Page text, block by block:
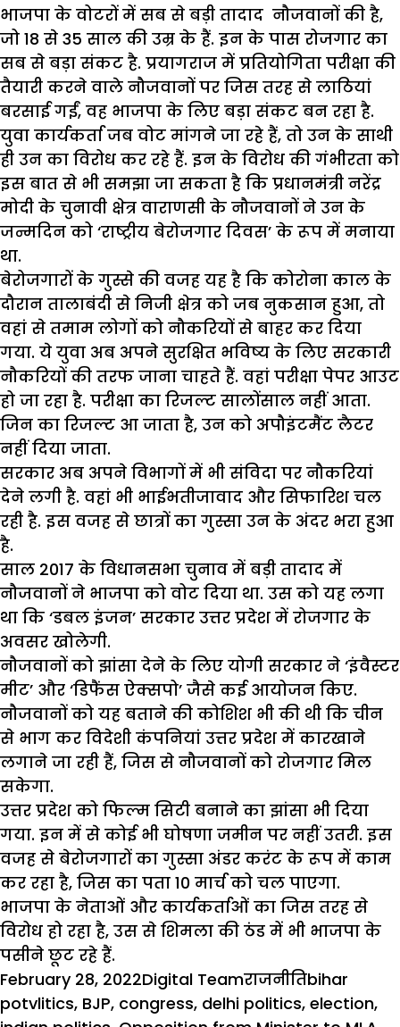
भाजपा के वोटरों में सब से बड़ी तादाद नौजवानों की है,
जो 18 से 35 साल की उम्र के हैं. इन के पास रोजगार का
सब से बड़ा संकट है. प्रयागराज में प्रतियोगिता परीक्षा की
तैयारी करने वाले नौजवानों पर जिस तरह से लाठियां
बरसाई गईं, वह भाजपा के लिए बड़ा संकट बन रहा है.
युवा कार्यकर्ता जब वोट मांगने जा रहे हैं, तो उन के साथी
ही उन का विरोध कर रहे हैं. इन के विरोध की गंभीरता को
इस बात से भी समझा जा सकता है कि प्रधानमंत्री नरेंद्र
मोदी के चुनावी क्षेत्र वाराणसी के नौजवानों ने उन के
जन्मदिन को ‘राष्ट्रीय बेरोजगार दिवस’ के रूप में मनाया
था.
बेरोजगारों के गुस्से की वजह यह है कि कोरोना काल के
दौरान तालाबंदी से निजी क्षेत्र को जब नुकसान हुआ, तो
वहां से तमाम लोगों को नौकरियों से बाहर कर दिया
गया. ये युवा अब अपने सुरक्षित भविष्य के लिए सरकारी
नौकरियों की तरफ जाना चाहते हैं. वहां परीक्षा पेपर आउट
हो जा रहा है. परीक्षा का रिजल्ट सालोंसाल नहीं आता.
जिन का रिजल्ट आ जाता है, उन को अपौइंटमैंट लैटर
नहीं दिया जाता.
सरकार अब अपने विभागों में भी संविदा पर नौकरियां
देने लगी है. वहां भी भाईभतीजावाद और सिफारिश चल
रही है. इस वजह से छात्रों का गुस्सा उन के अंदर भरा हुआ
है.
साल 2017 के विधानसभा चुनाव में बड़ी तादाद में
नौजवानों ने भाजपा को वोट दिया था. उस को यह लगा
था कि ‘डबल इंजन’ सरकार उत्तर प्रदेश में रोजगार के
अवसर खोलेगी.
नौजवानों को झांसा देने के लिए योगी सरकार ने ‘इंवैस्टर
मीट’ और ‘डिफैंस ऐक्सपो’ जैसे कई आयोजन किए.
नौजवानों को यह बताने की कोशिश भी की थी कि चीन
से भाग कर विदेशी कंपनियां उत्तर प्रदेश में कारखाने
लगाने जा रही हैं, जिस से नौजवानों को रोजगार मिल
सकेगा.
उत्तर प्रदेश को फिल्म सिटी बनाने का झांसा भी दिया
गया. इन में से कोई भी घोषणा जमीन पर नहीं उतरी. इस
वजह से बेरोजगारों का गुस्सा अंडर करंट के रूप में काम
कर रहा है, जिस का पता 10 मार्च को चल पाएगा.
भाजपा के नेताओं और कार्यकर्ताओं का जिस तरह से
विरोध हो रहा है, उस से शिमला की ठंड में भी भाजपा के
पसीने छूट रहे हैं.
Posted
on
February 28, 2022Author
Digital TeamCategories
राजनीतिTags
bihar
potvlitics, BJP, congress, delhi politics, election,